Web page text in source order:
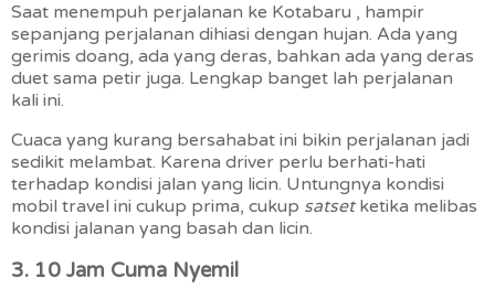
Saat menempuh perjalanan ke Kotabaru , hampir
sepanjang perjalanan dihiasi dengan hujan. Ada yang
gerimis doang, ada yang deras, bahkan ada yang deras
duet sama petir juga. Lengkap banget lah perjalanan
kali ini.
Cuaca yang kurang bersahabat ini bikin perjalanan jadi
sedikit melambat. Karena driver perlu berhati-hati
terhadap kondisi jalan yang licin. Untungnya kondisi
mobil travel ini cukup prima, cukup satsetketika melibas
kondisi jalanan yang basah dan licin.
3. 10 Jam Cuma Nyemil